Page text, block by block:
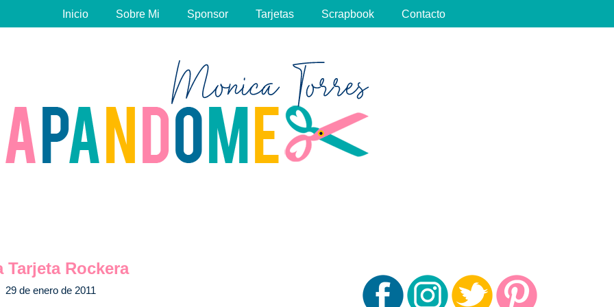
Inicio Sobre Mi Sponsor Tarjetas Scrapbook Contacto
Tarjeta Rockera
29 de enero de 2011